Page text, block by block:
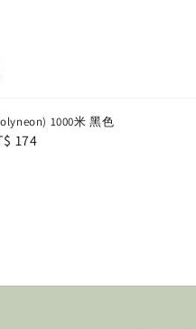
1000米 黑色
174